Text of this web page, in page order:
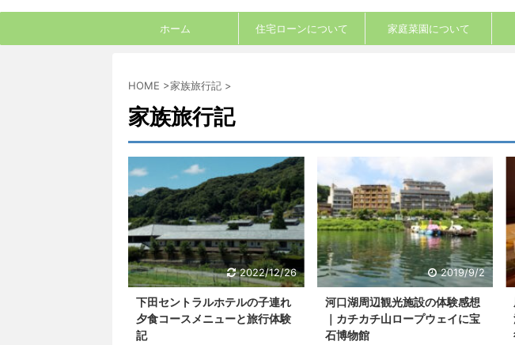
ホーム 住宅ローンについて 家庭菜園について
HOME >家族旅行記 >
家族旅行記
2022/12/26
下田セントラルホテルの子連れ
夕食コースメニューと旅行体験
記
2019/9/2
河口湖周辺観光施設の体験感想
｜カチカチ山ロープウェイに宝
石博物館